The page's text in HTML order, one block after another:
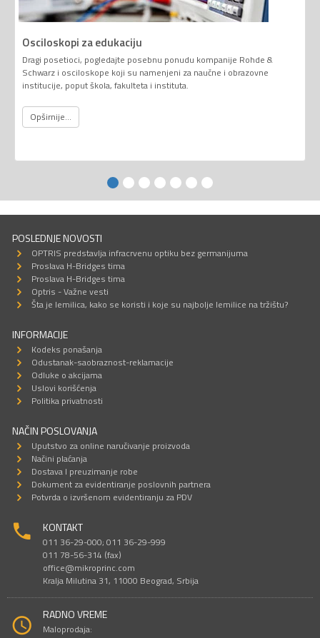
Osciloskopi za edukaciju
Dragi posetioci, pogledajte posebnu ponudu kompanije Rohde &
Schwarz i osciloskope koji su namenjeni za naučne i obrazovne
institucije, poput škola, fakulteta i instituta.
Opširnije...
POSLEDNJE NOVOSTI
OPTRIS predstavlja infracrvenu optiku bez germanijuma
Proslava H-Bridges tima
Proslava H-Bridges tima
Optris - Važne vesti
Šta je lemilica, kako se koristi i koje su najbolje lemilice na tržištu?
INFORMACIJE
Kodeks ponašanja
Odustanak-saobraznost-reklamacije
Odluke o akcijama
Uslovi korišćenja
Politika privatnosti
NAČIN POSLOVANJA
Uputstvo za online naručivanje proizvoda
Načini plaćanja
Dostava I preuzimanje robe
Dokument za evidentiranje poslovnih partnera
Potvrda o izvršenom evidentiranju za PDV
KONTAKT
011 36-29-000; 011 36-29-999
011 78-56-314 (fax)
office@mikroprinc.com
Kralja Milutina 31, 11000 Beograd, Srbija
RADNO VREME
Maloprodaja: